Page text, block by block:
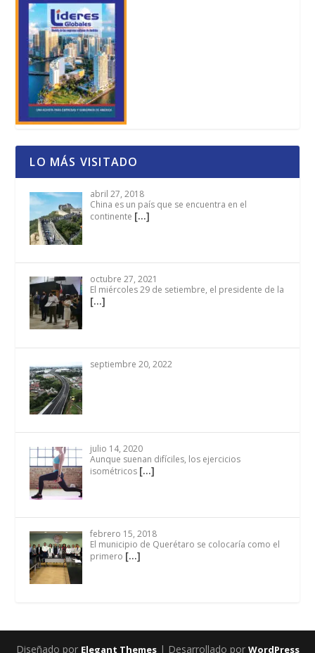
LO MÁS VISITADO
abril 27, 2018
China es un país que se encuentra en el
continente […]
octubre 27, 2021
El miércoles 29 de setiembre, el presidente de la
[…]
septiembre 20, 2022
julio 14, 2020
Aunque suenan difíciles, los ejercicios
isométricos […]
febrero 15, 2018
El municipio de Querétaro se colocaría como el
primero […]
Diseñado por Elegant Themes| Desarrollado por WordPress